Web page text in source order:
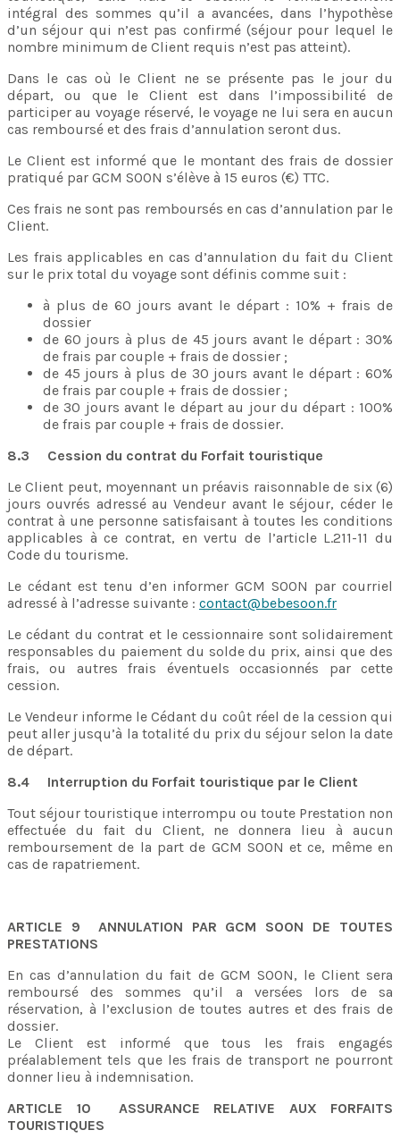
intégral des sommes qu’il a avancées, dans l’hypothèse
d’un séjour qui n’est pas confirmé (séjour pour lequel le
nombre minimum de Client requis n’est pas atteint).
Dans le cas où le Client ne se présente pas le jour du
départ, ou que le Client est dans l’impossibilité de
participer au voyage réservé, le voyage ne lui sera en aucun
cas remboursé et des frais d’annulation seront dus.
Le Client est informé que le montant des frais de dossier
pratiqué par GCM SOON s’élève à 15 euros (€) TTC.
Ces frais ne sont pas remboursés en cas d’annulation par le
Client.
Les frais applicables en cas d’annulation du fait du Client
sur le prix total du voyage sont définis comme suit :
à plus de 60 jours avant le départ : 10% + frais de
dossier
de 60 jours à plus de 45 jours avant le départ : 30%
de frais par couple + frais de dossier ;
de 45 jours à plus de 30 jours avant le départ : 60%
de frais par couple + frais de dossier ;
de 30 jours avant le départ au jour du départ : 100%
de frais par couple + frais de dossier.
8.3 Cession du contrat du Forfait touristique
Le Client peut, moyennant un préavis raisonnable de six (6)
jours ouvrés adressé au Vendeur avant le séjour, céder le
contrat à une personne satisfaisant à toutes les conditions
applicables à ce contrat, en vertu de l’article L.211-11 du
Code du tourisme.
Le cédant est tenu d’en informer GCM SOON par courriel
adressé à l’adresse suivante : contact@bebesoon.fr
Le cédant du contrat et le cessionnaire sont solidairement
responsables du paiement du solde du prix, ainsi que des
frais, ou autres frais éventuels occasionnés par cette
cession.
Le Vendeur informe le Cédant du coût réel de la cession qui
peut aller jusqu’à la totalité du prix du séjour selon la date
de départ.
8.4 Interruption du Forfait touristique par le Client
Tout séjour touristique interrompu ou toute Prestation non
effectuée du fait du Client, ne donnera lieu à aucun
remboursement de la part de GCM SOON et ce, même en
cas de rapatriement.
ARTICLE 9 ANNULATION PAR GCM SOON DE TOUTES
PRESTATIONS
En cas d’annulation du fait de GCM SOON, le Client sera
remboursé des sommes qu’il a versées lors de sa
réservation, à l’exclusion de toutes autres et des frais de
dossier.
Le Client est informé que tous les frais engagés
préalablement tels que les frais de transport ne pourront
donner lieu à indemnisation.
ARTICLE 10 ASSURANCE RELATIVE AUX FORFAITS
TOURISTIQUES